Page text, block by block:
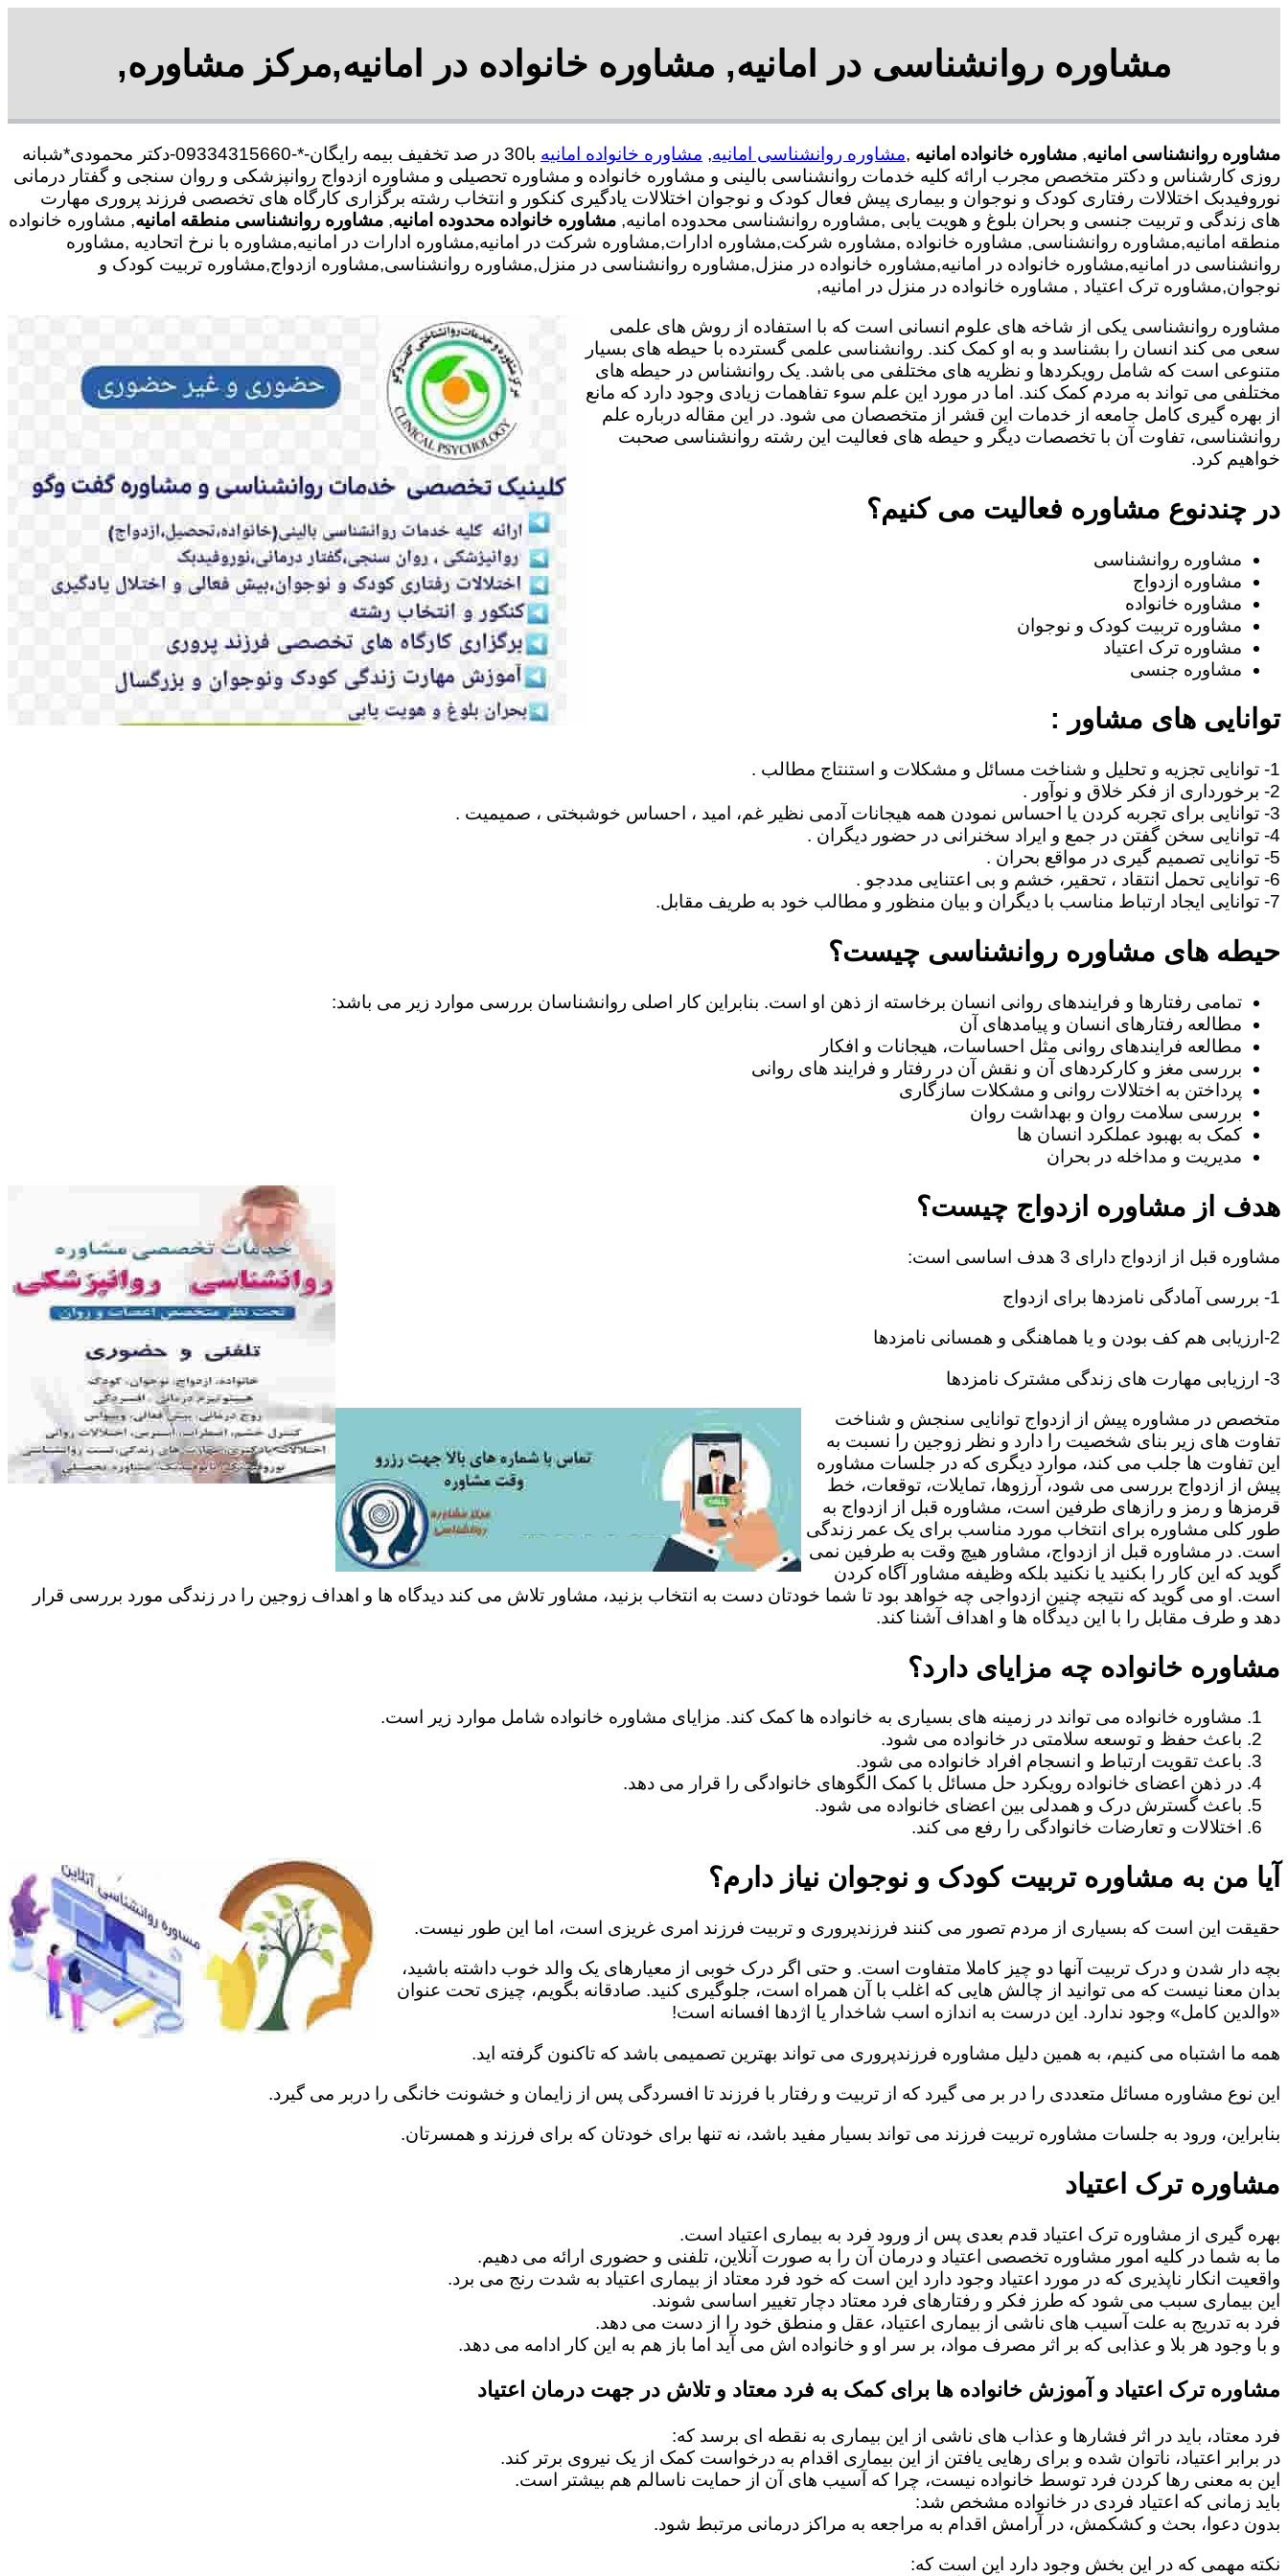
مشاوره روانشناسی در امانیه, مشاوره خانواده در امانیه,مرکز مشاوره,
مشاوره روانشناسی امانیه, مشاوره خانواده امانیه ,مشاوره روانشناسی امانیه, مشاوره خانواده امانیه
با30 در صد تخفیف بیمه رایگان-*-09334315660-دکتر محمودی*شبانه
روزی کارشناس و دکتر متخصص مجرب ارائه کلیه خدمات روانشناسی بالینی و مشاوره خانواده و مشاوره تحصیلی و مشاوره ازدواج روانپزشکی و روان سنجی و گفتار درمانی
نوروفیدبک اختلالات رفتاری کودک و نوجوان و بیماری پیش فعال کودک و نوجوان اختلالات یادگیری کنکور و انتخاب رشته برگزاری کارگاه های تخصصی فرزند پروری مهارت
های زندگی و تربیت جنسی و بحران بلوغ و هویت یابی ,مشاوره روانشناسی محدوده امانیه, مشاوره خانواده محدوده امانیه, مشاوره روانشناسی منطقه امانیه, مشاوره خانواده
منطقه امانیه,مشاوره روانشناسی, مشاوره خانواده ,مشاوره شرکت,مشاوره ادارات,مشاوره شرکت در امانیه,مشاوره ادارات در امانیه,مشاوره با نرخ اتحادیه ,مشاوره
روانشناسی در امانیه,مشاوره خانواده در امانیه,مشاوره خانواده در منزل,مشاوره روانشناسی در منزل,مشاوره روانشناسی,مشاوره ازدواج,مشاوره تربیت کودک و
نوجوان,مشاوره ترک اعتیاد , مشاوره خانواده در منزل در امانیه,
مشاوره روانشناسی یکی از شاخه های علوم انسانی است که با استفاده از روش های علمی
سعی می کند انسان را بشناسد و به او کمک کند. روانشناسی علمی گسترده با حیطه های بسیار
متنوعی است که شامل رویکردها و نظریه های مختلفی می باشد. یک روانشناس در حیطه های
مختلفی می تواند به مردم کمک کند. اما در مورد این علم سوء تفاهمات زیادی وجود دارد که مانع
از بهره گیری کامل جامعه از خدمات این قشر از متخصصان می شود. در این مقاله درباره علم
روانشناسی، تفاوت آن با تخصصات دیگر و حیطه های فعالیت این رشته روانشناسی صحبت
خواهیم کرد.
در چندنوع مشاوره فعالیت می کنیم؟
مشاوره روانشناسی
مشاوره ازدواج
مشاوره خانواده
مشاوره تربیت کودک و نوجوان
مشاوره ترک اعتیاد
مشاوره جنسی
توانایی های مشاور :
1- توانایی تجزیه و تحلیل و شناخت مسائل و مشکلات و استنتاج مطالب .
2- برخورداری از فکر خلاق و نوآور .
3- توانایی برای تجربه کردن یا احساس نمودن همه هیجانات آدمی نظیر غم، امید ، احساس خوشبختی ، صمیمیت .
4- توانایی سخن گفتن در جمع و ایراد سخنرانی در حضور دیگران .
5- توانایی تصمیم گیری در مواقع بحران .
6- توانایی تحمل انتقاد ، تحقیر، خشم و بی اعتنایی مددجو .
7- توانایی ایجاد ارتباط مناسب با دیگران و بیان منظور و مطالب خود به طریف مقابل.
حیطه های مشاوره روانشناسی چیست؟
تمامی رفتارها و فرایندهای روانی انسان برخاسته از ذهن او است. بنابراین کار اصلی روانشناسان بررسی موارد زیر می باشد:
مطالعه رفتارهای انسان و پیامدهای آن
مطالعه فرایندهای روانی مثل احساسات، هیجانات و افکار
بررسی مغز و کارکردهای آن و نقش آن در رفتار و فرایند های روانی
پرداختن به اختلالات روانی و مشکلات سازگاری
بررسی سلامت روان و بهداشت روان
کمک به بهبود عملکرد انسان ها
مدیریت و مداخله در بحران
هدف از مشاوره ازدواج چیست؟
مشاوره قبل از ازدواج دارای 3 هدف اساسی است:
1- بررسی آمادگی نامزدها برای ازدواج
2-ارزیابی هم کف بودن و یا هماهنگی و همسانی نامزدها
3- ارزیابی مهارت های زندگی مشترک نامزدها
متخصص در مشاوره پیش از ازدواج توانایی سنجش و شناخت
تفاوت های زیر بنای شخصیت را دارد و نظر زوجین را نسبت به
این تفاوت ها جلب می کند، موارد دیگری که در جلسات مشاوره
پیش از ازدواج بررسی می شود، آرزوها، تمایلات، توقعات، خط
قرمزها و رمز و رازهای طرفین است، مشاوره قبل از ازدواج به
طور کلی مشاوره برای انتخاب مورد مناسب برای یک عمر زندگی
است. در مشاوره قبل از ازدواج، مشاور هیچ وقت به طرفین نمی
گوید که این کار را بکنید یا نکنید بلکه وظیفه مشاور آگاه کردن
است. او می گوید که نتیجه چنین ازدواجی چه خواهد بود تا شما خودتان دست به انتخاب بزنید، مشاور تلاش می کند دیدگاه ها و اهداف زوجین را در زندگی مورد بررسی قرار
دهد و طرف مقابل را با این دیدگاه ها و اهداف آشنا کند.
مشاوره خانواده چه مزایای دارد؟
مشاوره خانواده می تواند در زمینه های بسیاری به خانواده ها کمک کند. مزایای مشاوره خانواده شامل موارد زیر است.
باعث حفظ و توسعه سلامتی در خانواده می شود.
باعث تقویت ارتباط و انسجام افراد خانواده می شود.
در ذهن اعضای خانواده رویکرد حل مسائل با کمک الگوهای خانوادگی را قرار می دهد.
باعث گسترش درک و همدلی بین اعضای خانواده می شود.
اختلالات و تعارضات خانوادگی را رفع می کند.
آیا من به مشاوره تربیت کودک و نوجوان نیاز دارم؟
حقیقت این است که بسیاری از مردم تصور می کنند فرزندپروری و تربیت فرزند امری غریزی است، اما این طور نیست.
بچه دار شدن و درک تربیت آنها دو چیز کاملا متفاوت است. و حتی اگر درک خوبی از معیارهای یک والد خوب داشته باشید،
بدان معنا نیست که می توانید از چالش هایی که اغلب با آن همراه است، جلوگیری کنید. صادقانه بگویم، چیزی تحت عنوان
«والدین کامل» وجود ندارد. این درست به اندازه اسب شاخدار یا اژدها افسانه است!
همه ما اشتباه می کنیم، به همین دلیل مشاوره فرزندپروری می تواند بهترین تصمیمی باشد که تاکنون گرفته اید.
این نوع مشاوره مسائل متعددی را در بر می گیرد که از تربیت و رفتار با فرزند تا افسردگی پس از زایمان و خشونت خانگی را دربر می گیرد.
بنابراین، ورود به جلسات مشاوره تربیت فرزند می تواند بسیار مفید باشد، نه تنها برای خودتان که برای فرزند و همسرتان.
مشاوره ترک اعتیاد
بهره گیری از مشاوره ترک اعتیاد قدم بعدی پس از ورود فرد به بیماری اعتیاد است.
ما به شما در کلیه امور مشاوره تخصصی اعتیاد و درمان آن را به صورت آنلاین، تلفنی و حضوری ارائه می دهیم.
واقعیت انکار ناپذیری که در مورد اعتیاد وجود دارد این است که خود فرد معتاد از بیماری اعتیاد به شدت رنج می برد.
این بیماری سبب می شود که طرز فکر و رفتارهای فرد معتاد دچار تغییر اساسی شوند.
فرد به تدریج به علت آسیب های ناشی از بیماری اعتیاد، عقل و منطق خود را از دست می دهد.
و با وجود هر بلا و عذابی که بر اثر مصرف مواد، بر سر او و خانواده اش می آید اما باز هم به این کار ادامه می دهد.
مشاوره ترک اعتیاد و آموزش خانواده ها برای کمک به فرد معتاد و تلاش در جهت درمان اعتیاد
فرد معتاد، باید در اثر فشارها و عذاب های ناشی از این بیماری به نقطه ای برسد که:
در برابر اعتیاد، ناتوان شده و برای رهایی یافتن از این بیماری اقدام به درخواست کمک از یک نیروی برتر کند.
این به معنی رها کردن فرد توسط خانواده نیست، چرا که آسیب های آن از حمایت ناسالم هم بیشتر است.
باید زمانی که اعتیاد فردی در خانواده مشخص شد:
بدون دعوا، بحث و کشکمش، در آرامش اقدام به مراجعه به مراکز درمانی مرتبط شود.
نکته مهمی که در این بخش وجود دارد این است که: